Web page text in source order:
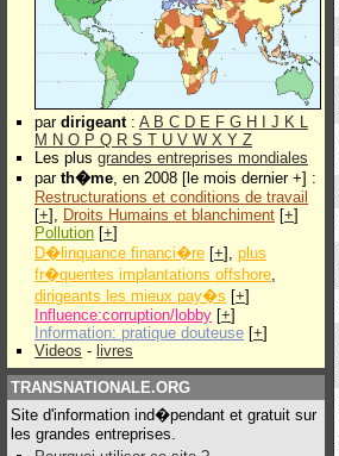
par dirigeant: A B C D E F G H J K L
M N O P Q R S T U V W X Y Z
Les plus grandes entreprises mondiales
par th�me, en 2008 [le mois dernier +] :
Restructurations et conditions de travail
[+], Droits Humains et blanchiment [+]
Pollution [+]
D�linquance financi�re [+], plus
fr�quentes implantations offshore,
dirigeants les mieux pay�s [+]
Influence:corruption/lobby [+]
Information: pratique douteuse [+]
Videos - livres
TRANSNATIONALE.ORG
Site d'information ind�pendant et gratuit sur
les grandes entreprises.